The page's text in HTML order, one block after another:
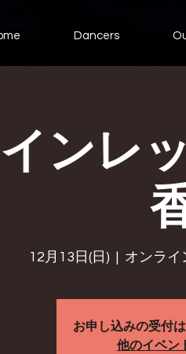
Dancers
ンレ
12月13日(日)
  |
オンライ
お申し込みの受付
他のイベン